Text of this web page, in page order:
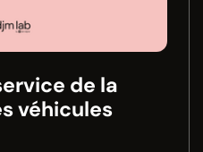
de la
véhicules